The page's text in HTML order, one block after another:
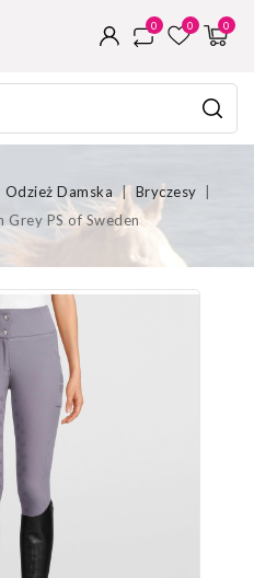
0
0
0
Odzież Damska
Bryczesy
Grey PS of Sweden